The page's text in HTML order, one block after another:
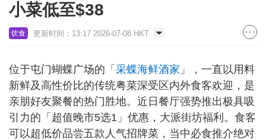
小菜低至$38
饮食 更新时间：13:17 2026-07-08 HKT
位于屯门蝴蝶广场的「 采蝶海鲜酒家 」，一直以用料
新鲜及高性价比的传统粤菜深受区内外食客欢迎，是
亲朋好友聚餐的热门胜地。近日餐厅强势推出极具吸
引力的「超值晚市5选1」优惠，大派街坊福利。食客
可以超低价品尝五款人气招牌菜，当中必食推介绝对